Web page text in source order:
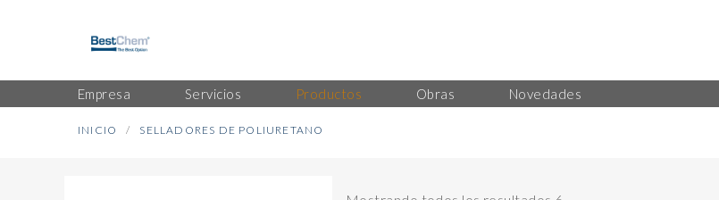
Empresa Servicios Productos Obras Novedades
INICIO SELLADORES DE POLIURETANO